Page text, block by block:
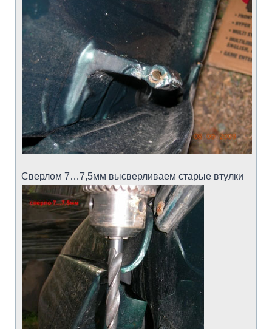
Сверлом 7…7,5мм высверливаем старые втулки